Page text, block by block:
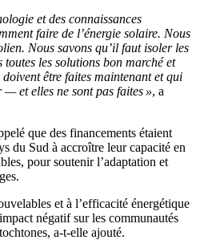
et des connaissances
faire de l’énergie solaire. Nous
Nous savons qu’il faut isoler les
les solutions bon marché et
être faites maintenant et qui
et elles ne sont pas faites », a
que des financements étaient
du Sud à accroître leur capacité en
pour soutenir l’adaptation et
et à l’efficacité énergétique
négatif sur les communautés
a-t-elle ajouté.